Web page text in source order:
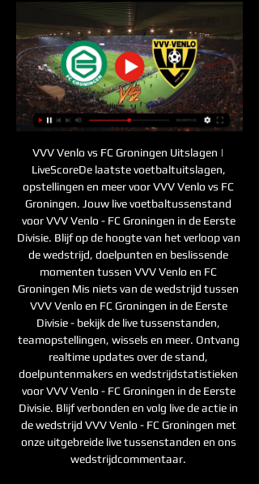
VVV Venlo vs FC Groningen Uitslagen |
LiveScoreDe laatste voetbaltuitslagen,
opstellingen en meer voor VVV Venlo vs FC
Groningen. Jouw live voetbaltussenstand
voor VVV Venlo - FC Groningen in de Eerste
Divisie. Blijf op de hoogte van het verloop van
de wedstrijd, doelpunten en beslissende
momenten tussen VVV Venlo en FC
Groningen Mis niets van de wedstrijd tussen
VVV Venlo en FC Groningen in de Eerste
Divisie - bekijk de live tussenstanden,
teamopstellingen, wissels en meer. Ontvang
realtime updates over de stand,
doelpuntenmakers en wedstrijdstatistieken
voor VVV Venlo - FC Groningen in de Eerste
Divisie. Blijf verbonden en volg live de actie in
de wedstrijd VVV Venlo - FC Groningen met
onze uitgebreide live tussenstanden en ons
wedstrijdcommentaar.